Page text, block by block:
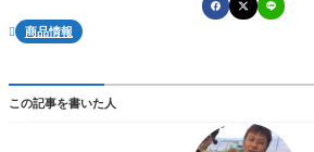
 商品情報
この記事を書いた人